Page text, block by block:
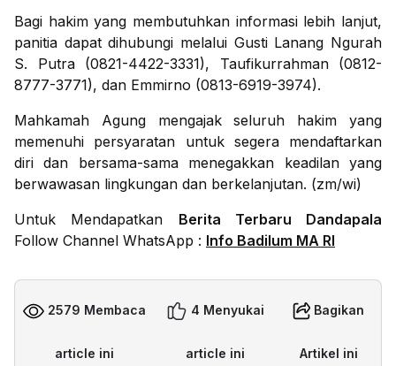
Bagi hakim yang membutuhkan informasi lebih lanjut,
panitia dapat dihubungi melalui Gusti Lanang Ngurah
S. Putra (0821-4422-3331), Taufikurrahman (0812-
8777-3771), dan Emmirno (0813-6919-3974).
Mahkamah Agung mengajak seluruh hakim yang
memenuhi persyaratan untuk segera mendaftarkan
diri dan bersama-sama menegakkan keadilan yang
berwawasan lingkungan dan berkelanjutan. (zm/wi)
Untuk Mendapatkan Berita Terbaru Dandapala
Follow Channel WhatsApp : Info Badilum MA RI
2579 Membaca
article ini
4 Menyukai
article ini
Bagikan
Artikel ini